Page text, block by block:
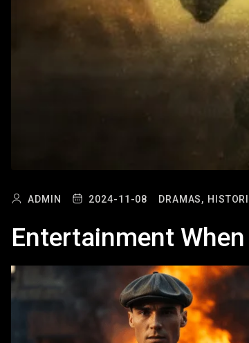
ADMIN 2024-11-08 DRAMAS,
Entertainment